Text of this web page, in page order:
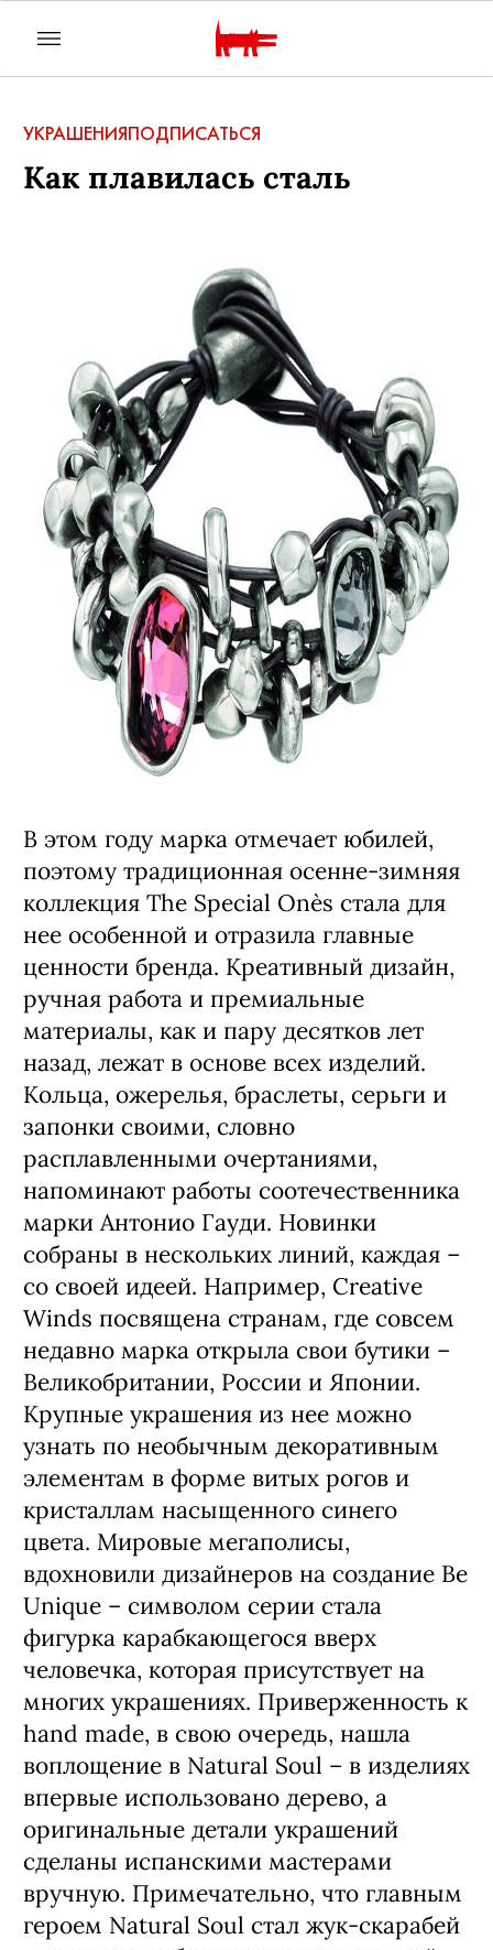
УКРАШЕНИЯПОДПИСАТЬСЯ
Как плавилась сталь
В этом году марка отмечает юбилей,
поэтому традиционная осенне-зимняя
коллекция The Special One`s стала для
нее особенной и отразила главные
ценности бренда. Креативный дизайн,
ручная работа и премиальные
материалы, как и пару десятков лет
назад, лежат в основе всех изделий.
Кольца, ожерелья, браслеты, серьги и
запонки своими, словно
расплавленными очертаниями,
напоминают работы соотечественника
марки Антонио Гауди. Новинки
собраны в нескольких линий, каждая –
со своей идеей. Например, Creative
Winds посвящена странам, где совсем
недавно марка открыла свои бутики –
Великобритании, России и Японии.
Крупные украшения из нее можно
узнать по необычным декоративным
элементам в форме витых рогов и
кристаллам насыщенного синего
цвета. Мировые мегаполисы,
вдохновили дизайнеров на создание Be
Unique – символом серии стала
фигурка карабкающегося вверх
человечка, которая присутствует на
многих украшениях. Приверженность к
hand made, в свою очередь, нашла
воплощение в Natural Soul – в изделиях
впервые использовано дерево, а
оригинальные детали украшений
сделаны испанскими мастерами
вручную. Примечательно, что главным
героем Natural Soul стал жук-скарабей